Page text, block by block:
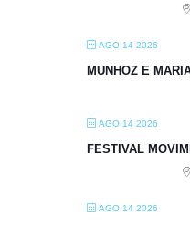
AGO 14 2026
MUNHOZ E
AGO 14 2026
FESTIVAL
AGO 14 2026